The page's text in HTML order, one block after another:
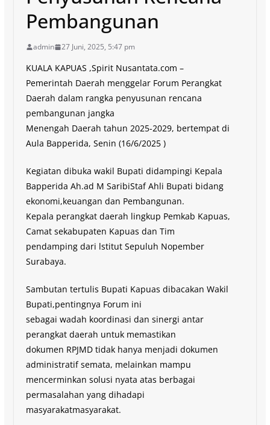
Pembangunan
admin 27 Juni, 2025, 5:47 pm
KUALA KAPUAS ,Spirit Nusantata.com –
Pemerintah Daerah menggelar Forum Perangkat
Daerah dalam rangka penyusunan rencana
pembangunan jangka
Menengah Daerah tahun 2025-2029, bertempat di
Aula Bapperida, Senin (16/6/2025 )
Kegiatan dibuka wakil Bupati didampingi Kepala
Bapperida Ah.ad M SaribiStaf Ahli Bupati bidang
ekonomi,keuangan dan Pembangunan.
Kepala perangkat daerah lingkup Pemkab Kapuas,
Camat sekabupaten Kapuas dan Tim
pendamping dari lstitut Sepuluh Nopember
Surabaya.
Sambutan tertulis Bupati Kapuas dibacakan Wakil
Bupati,pentingnya Forum ini
sebagai wadah koordinasi dan sinergi antar
perangkat daerah untuk memastikan
dokumen RPJMD tidak hanya menjadi dokumen
administratif semata, melainkan mampu
mencerminkan solusi nyata atas berbagai
permasalahan yang dihadapi
masyarakatmasyarakat.